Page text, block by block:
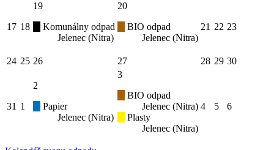
17 18
19
Komunálny odpad
Jelenec (Nitra)
20
BIO odpad
Jelenec (Nitra)
21 22 23
24 25 26 27 28 29 30
31 1
2
Papier
Jelenec (Nitra)
3
BIO odpad
Jelenec (Nitra)
Plasty
Jelenec (Nitra)
4 5 6